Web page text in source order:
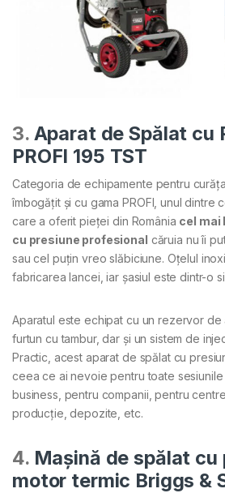
3. Aparat de Spălat cu
PROFI 195 TST
Categoria de echipamente pentru
îmbogățit și cu gama PROFI, unul dintre
care a oferit pieței din România cel mai
cu presiune profesional căruia nu îi
sau cel puțin vreo slăbiciune. Oțelul
fabricarea lancei, iar șasiul este dintr-o
Aparatul este echipat cu un rezervor de
furtun cu tambur, dar și un sistem de
Practic, acest aparat de spălat cu
ceea ce ai nevoie pentru toate
business, pentru companii, pentru
producție, depozite, etc.
4. Mașină de spălat cu
motor termic Briggs &